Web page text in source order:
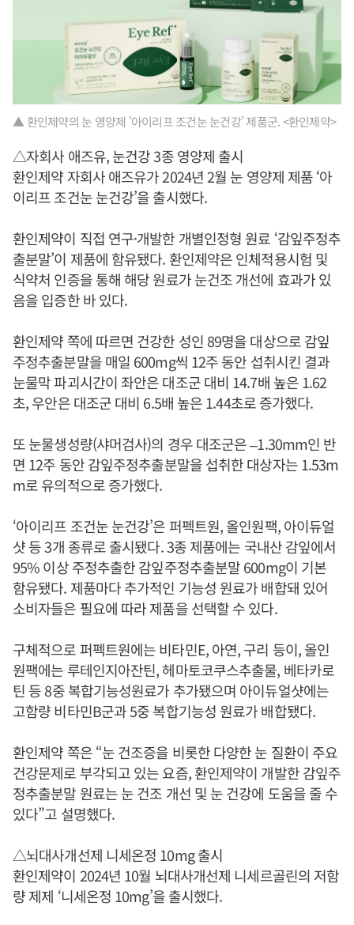
▲ 환인제약의 눈 영양제 '아이리프 조건눈 눈건강' 제품군. <환인제약>
△자회사 애즈유, 눈건강 3종 영양제 출시
환인제약 자회사 애즈유가 2024년 2월 눈 영양제 제품 ‘아
이리프 조건눈 눈건강’을 출시했다.
환인제약이 직접 연구·개발한 개별인정형 원료 ‘감잎주정추
출분말’이 제품에 함유됐다. 환인제약은 인체적용시험 및
식약처 인증을 통해 해당 원료가 눈건조 개선에 효과가 있
음을 입증한 바 있다.
환인제약 쪽에 따르면 건강한 성인 89명을 대상으로 감잎
주정추출분말을 매일 600mg씩 12주 동안 섭취시킨 결과
눈물막 파괴시간이 좌안은 대조군 대비 14.7배 높은 1.62
초, 우안은 대조군 대비 6.5배 높은 1.44초로 증가했다.
또 눈물생성량(샤머검사)의 경우 대조군은 –1.30mm인 반
면 12주 동안 감잎주정추출분말을 섭취한 대상자는 1.53m
m로 유의적으로 증가했다.
‘아이리프 조건눈 눈건강’은 퍼펙트원, 올인원팩, 아이듀얼
샷 등 3개 종류로 출시됐다. 3종 제품에는 국내산 감잎에서
95% 이상 주정추출한 감잎주정추출분말 600mg이 기본
함유됐다. 제품마다 추가적인 기능성 원료가 배합돼 있어
소비자들은 필요에 따라 제품을 선택할 수 있다.
구체적으로 퍼펙트원에는 비타민E, 아연, 구리 등이, 올인
원팩에는 루테인지아잔틴, 헤마토코쿠스추출물, 베타카로
틴 등 8중 복합기능성원료가 추가됐으며 아이듀얼샷에는
고함량 비타민B군과 5중 복합기능성 원료가 배합됐다.
환인제약 쪽은 “눈 건조증을 비롯한 다양한 눈 질환이 주요
건강문제로 부각되고 있는 요즘, 환인제약이 개발한 감잎주
정추출분말 원료는 눈 건조 개선 및 눈 건강에 도움을 줄 수
있다”고 설명했다.
△뇌대사개선제 니세온정 10mg 출시
환인제약이 2024년 10월 뇌대사개선제 니세르골린의 저함
량 제제 ‘니세온정 10mg’을 출시했다.